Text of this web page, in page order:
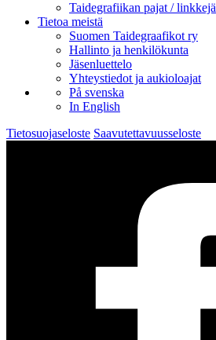
Taidegrafiikan pajat / linkkejä
Tietoa meistä
Suomen Taidegraafikot ry
Hallinto ja henkilökunta
Jäsenluettelo
Yhteystiedot ja aukioloajat
På svenska
In English
Tietosuojaseloste Saavutettavuusseloste